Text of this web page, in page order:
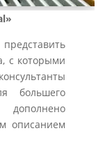
с которыми
большего
описанием